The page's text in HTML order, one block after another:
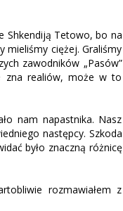
Shkendiją Tetowo, bo na
mieliśmy ciężej. Graliśmy
zawodników „Pasów”
zna realiów, może w to
nam napastnika. Nasz
następcy. Szkoda
było znaczną różnicę
rozmawiałem z